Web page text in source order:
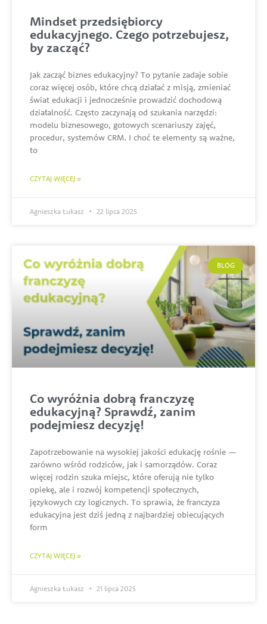
Mindset przedsiębiorcy
edukacyjnego. Czego potrzebujesz,
by zacząć?
Jak zacząć biznes edukacyjny? To pytanie zadaje sobie
coraz więcej osób, które chcą działać z misją, zmieniać
świat edukacji i jednocześnie prowadzić dochodową
działalność. Często zaczynają od szukania narzędzi:
modelu biznesowego, gotowych scenariuszy zajęć,
procedur, systemów CRM. I choć te elementy są ważne,
to
CZYTAJ WIĘCEJ »
Agnieszka Łukasz 22 lipca 2025
BLOG
Co wyróżnia dobrą franczyzę
edukacyjną? Sprawdź, zanim
podejmiesz decyzję!
Zapotrzebowanie na wysokiej jakości edukację rośnie —
zarówno wśród rodziców, jak i samorządów. Coraz
więcej rodzin szuka miejsc, które oferują nie tylko
opiekę, ale i rozwój kompetencji społecznych,
językowych czy logicznych. To sprawia, że franczyza
edukacyjna jest dziś jedną z najbardziej obiecujących
form
CZYTAJ WIĘCEJ »
Agnieszka Łukasz 21 lipca 2025